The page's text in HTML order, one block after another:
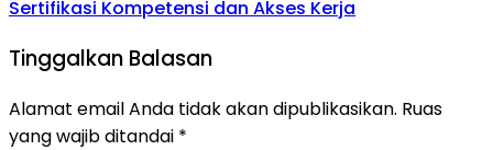
Sertifikasi Kompetensi dan Akses Kerja
Tinggalkan Balasan
Alamat email Anda tidak akan dipublikasikan. Ruas
yang wajib ditandai *